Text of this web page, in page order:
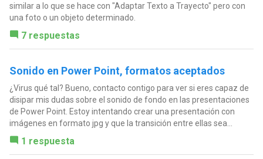
similar a lo que se hace con "Adaptar Texto a Trayecto" pero con
una foto o un objeto determinado.
7 respuestas
Sonido en Power Point, formatos aceptados
¿Virus qué tal? Bueno, contacto contigo para ver si eres capaz de
disipar mis dudas sobre el sonido de fondo en las presentaciones
de Power Point. Estoy intentando crear una presentación con
imágenes en formato jpg y que la transición entre ellas sea...
1 respuesta